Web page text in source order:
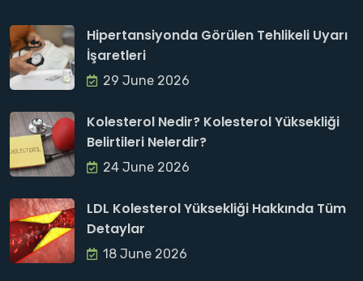
Hipertansiyonda Görülen Tehlikeli Uyarı
İşaretleri
29 June 2026
Kolesterol Nedir? Kolesterol Yüksekliği
Belirtileri Nelerdir?
24 June 2026
LDL Kolesterol Yüksekliği Hakkında Tüm
Detaylar
18 June 2026